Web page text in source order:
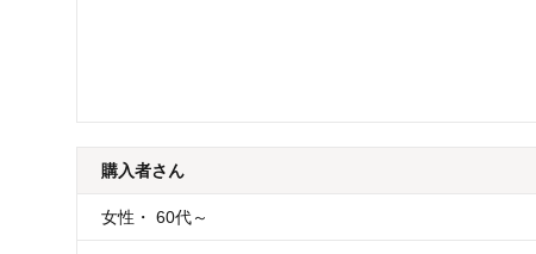
購入者さん
女性 ・ 60代～